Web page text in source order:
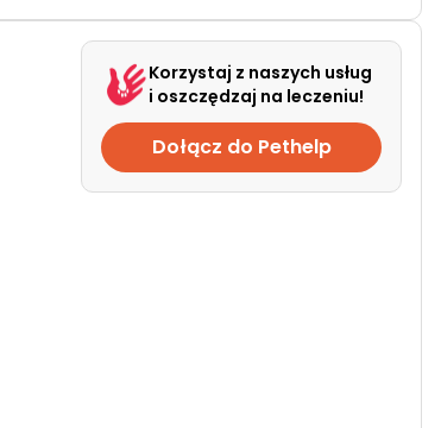
Korzystaj z naszych usług
i oszczędzaj na leczeniu!
Dołącz do Pethelp